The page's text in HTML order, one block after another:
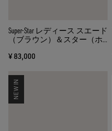
Super-Star レディース スエード
（ブラウン）＆スター（ホ
¥ 83,000
NEW IN